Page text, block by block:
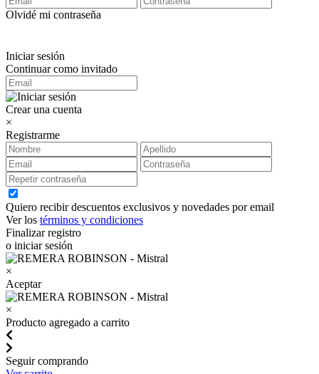
Olvidé mi contraseña
Iniciar sesión
Continuar como invitado
Crear una cuenta
×
Registrarme
Quiero recibir descuentos exclusivos y novedades por email
Ver los términos y condiciones
Finalizar registro
o iniciar sesión
×
Aceptar
×
Producto agregado a carrito
Seguir comprando